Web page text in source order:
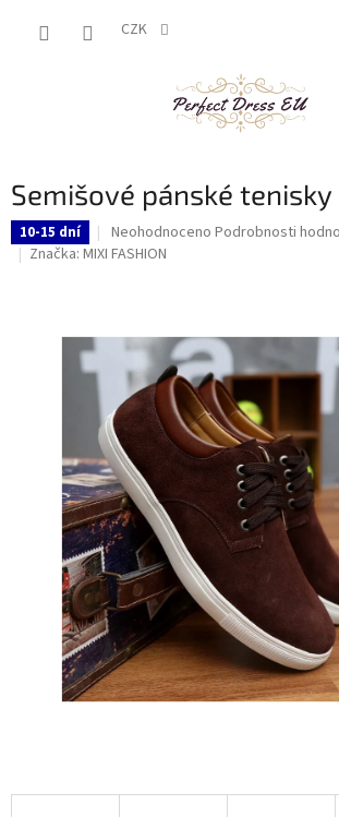
CZK
Semišové pánské
10-15 dní
Průměrné
hodnocení
z
hvězdiček.
Neohodnoceno Podrobnosti
Značka: MIXI FASHION